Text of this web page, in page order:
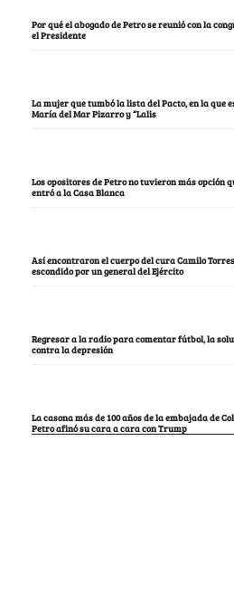
Por qué el abogado de Petro se reunió con la
el Presidente
La mujer que tumbó la lista del Pacto, en la que
María del Mar Pizarro y “Lalis
Los opositores de Petro no tuvieron más
entró a la Casa Blanca
Así encontraron el cuerpo del cura Camilo
escondido por un general del Ejército
Regresar a la radio para comentar fútbol, la
contra la depresión
La casona más de 100 años de la embajada de
Petro afinó su cara a cara con Trump